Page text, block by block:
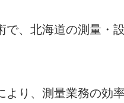
で、北海道の測量・
より、測量業務の効